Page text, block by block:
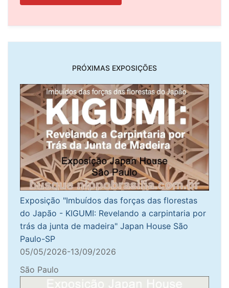
PRÓXIMAS EXPOSIÇÕES
Exposição "Imbuídos das forças das florestas
do Japão - KIGUMI: Revelando a carpintaria por
trás da junta de madeira" Japan House São
Paulo-SP
05/05/2026-13/09/2026
São Paulo